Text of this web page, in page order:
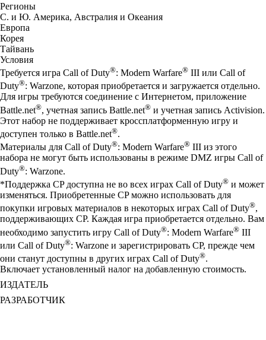
Регионы
С. и Ю. Америка, Австралия и Океания
Европа
Корея
Тайвань
Условия
Требуется игра Call of Duty®: Modern Warfare® III или Call of
Duty®: Warzone, которая приобретается и загружается отдельно.
Для игры требуются соединение с Интернетом, приложение
Battle.net®, учетная запись Battle.net® и учетная запись Activision.
Этот набор не поддерживает кроссплатформенную игру и
доступен только в Battle.net®.
Материалы для Call of Duty®: Modern Warfare® III из этого
набора не могут быть использованы в режиме DMZ игры Call of
Duty®: Warzone.
*Поддержка CP доступна не во всех играх Call of Duty® и может
изменяться. Приобретенные CP можно использовать для
покупки игровых материалов в некоторых играх Call of Duty®,
поддерживающих CP. Каждая игра приобретается отдельно. Вам
необходимо запустить игру Call of Duty®: Modern Warfare® III
или Call of Duty®: Warzone и зарегистрировать CP, прежде чем
они станут доступны в других играх Call of Duty®.
Включает установленный налог на добавленную стоимость.
ИЗДАТЕЛЬ
РАЗРАБОТЧИК